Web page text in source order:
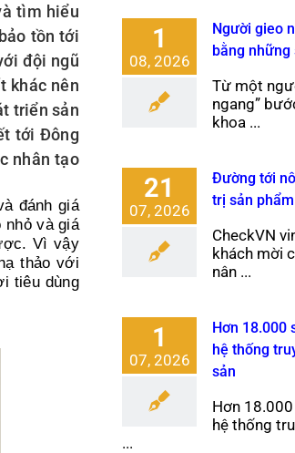
tìm hiểu
tồn tới
đội ngũ
khác nên
triển sản
tới Đông
nhân tạo
đánh giá
nhỏ và giá
Vì vậy
thảo với
tiêu dùng
1
08, 2026
Người gieo
bằng những
Từ một
ngang”
khoa ...
21
07, 2026
Đường tới
trị sản phẩm
CheckVN
khách mời
nân ...
1
07, 2026
Hơn 18.000
hệ thống
sản
Hơn
hệ thống
...